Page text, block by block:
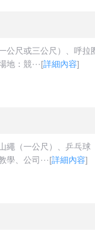
公尺或三公尺）、呼
：競···[詳細內容]
繩（一公尺）、乒乓
、公司···[詳細內容]